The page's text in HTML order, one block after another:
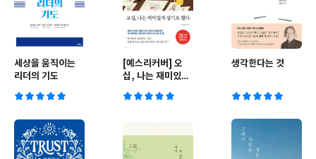
세상을 움직이는
리더의 기도
[예스리커버] 오
십, 나는 재미있게
생각한다는 것